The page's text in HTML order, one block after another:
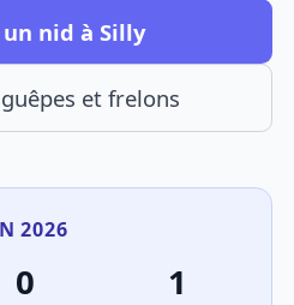
nid à Silly
et frelons
2026
0 1